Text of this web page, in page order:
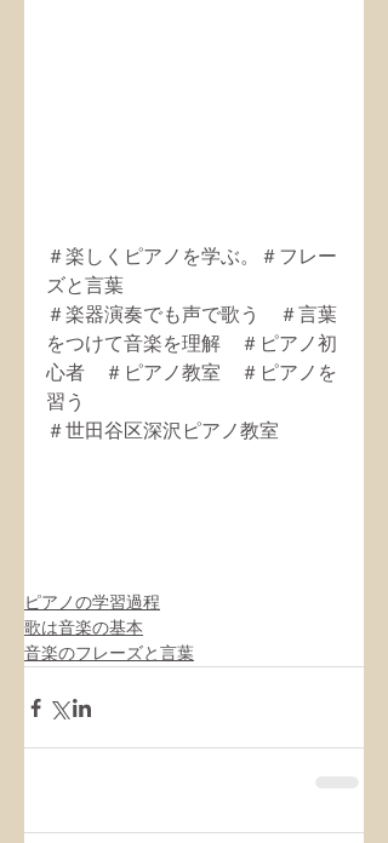
＃楽しくピアノを学ぶ。＃フレー
ズと言葉
＃楽器演奏でも声で歌う　＃言葉
をつけて音楽を理解　＃ピアノ初
心者　＃ピアノ教室　＃ピアノを
習う
＃世田谷区深沢ピアノ教室
ピアノの学習過程
歌は音楽の基本
音楽のフレーズと言葉